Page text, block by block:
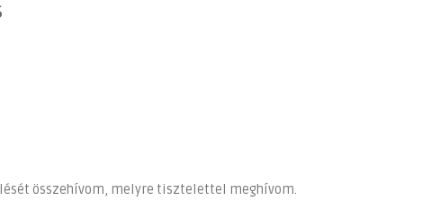
összehívom, melyre tisztelettel meghívom.